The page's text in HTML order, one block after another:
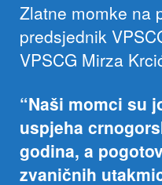
Zlatne momke na
predsjednik
VPSCG Mirza
“Naši momci su
uspjeha
godina, a
zvaničnih